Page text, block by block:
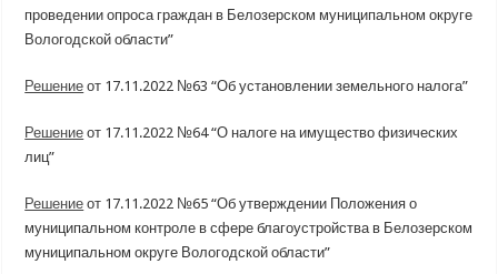
проведении опроса граждан в Белозерском муниципальном округе
Вологодской области”
Решение от 17.11.2022 №63 “Об установлении земельного налога”
Решение от 17.11.2022 №64 “О налоге на имущество физических
лиц”
Решение от 17.11.2022 №65 “Об утверждении Положения о
муниципальном контроле в сфере благоустройства в Белозерском
муниципальном округе Вологодской области”